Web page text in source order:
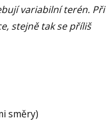
variabilní terén. Při
stejně tak se příliš
směry)